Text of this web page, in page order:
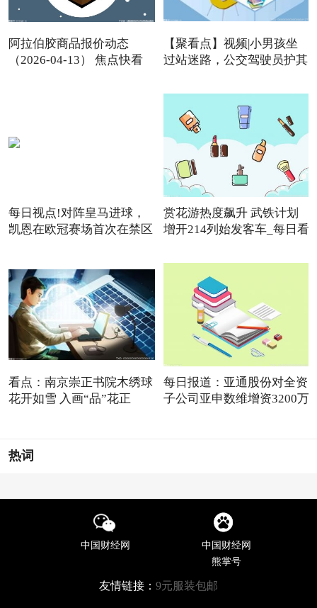
阿拉伯胶商品报价动态
（2026-04-13） 焦点快看
【聚看点】视频|小男孩坐
过站迷路，公交驾驶员护其
每日视点!对阵皇马进球，
凯恩在欧冠赛场首次在禁区
赏花游热度飙升 武铁计划
增开214列始发客车_每日看
看点：南京崇正书院木绣球
花开如雪 入画“品”花正
每日报道：亚通股份对全资
子公司亚申数维增资3200万
热词
中国财经网
中国财经网
熊掌号
友情链接： 9元服装包邮